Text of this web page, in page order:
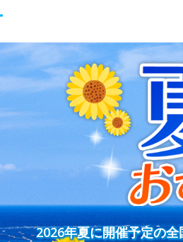
2026年夏に開催予定の